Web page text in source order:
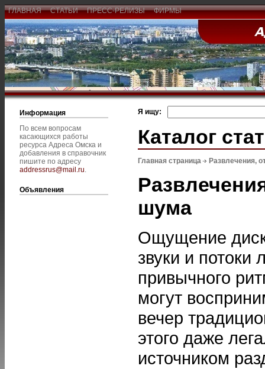
ГЛАВНАЯ СТАТЬИ ПРЕСС-РЕЛИЗЫ ФИРМЫ
Информация
По всем вопросам
касающихся работы
ресурса Адреса Омска и
добавления в справочник
пишите по адресу
addressrus@mail.ru.
Объявления
Я ищу:
Каталог
Главная страница Развлечения,
шума
Ощущение
звуки и
привычного
могут
вечер
этого даже
источником